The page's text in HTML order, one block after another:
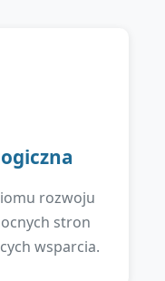
rozwoju
stron
wsparcia.